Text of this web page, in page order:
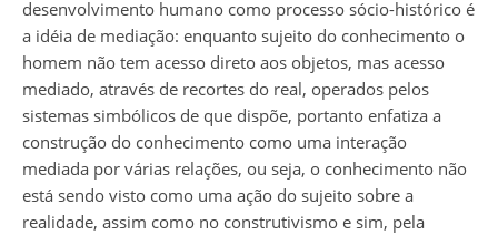
desenvolvimento humano como processo sócio-histórico é
a idéia de mediação: enquanto sujeito do conhecimento o
homem não tem acesso direto aos objetos, mas acesso
mediado, através de recortes do real, operados pelos
sistemas simbólicos de que dispõe, portanto enfatiza a
construção do conhecimento como uma interação
mediada por várias relações, ou seja, o conhecimento não
está sendo visto como uma ação do sujeito sobre a
realidade, assim como no construtivismo e sim, pela